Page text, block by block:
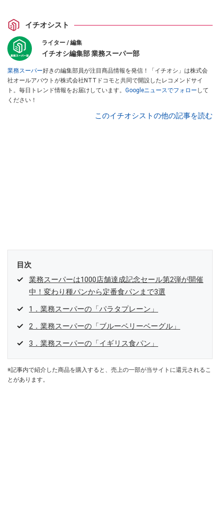
イチオシスト
ライター / 編集
イチオシ編集部 業務スーパー部
業務スーパー好きの編集部員が注目商品情報を発信！「イチオシ」は株式会
社オールアバウトが株式会社NTTドコモと共同で開設したレコメンドサイ
ト。毎日トレンド情報をお届けしています。 Googleニュースでフォロー して
ください！
このイチオシストの他の記事を読む
目次
業務スーパーは1000店舗達成記念セール第2弾が開催
中！変わり種パンから定番食パンまで3選
1．業務スーパーの「パラタプレーン」
2．業務スーパーの「ブルーベリーベーグル」
3．業務スーパーの「イギリス食パン」
※記事内で紹介した商品を購入すると、売上の一部が当サイトに還元されるこ
とがあります。